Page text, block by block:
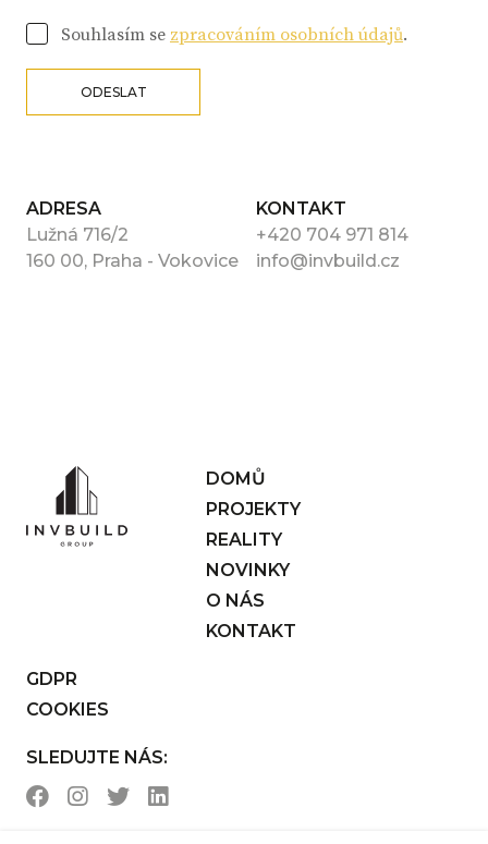
Souhlasím se zpracováním osobních údajů.
ODESLAT
ADRESA
Lužná 716/2
160 00, Praha - Vokovice
KONTAKT
+420 704 971 814
info@invbuild.cz
DOMŮ
PROJEKTY
REALITY
NOVINKY
O NÁS
KONTAKT
GDPR
COOKIES
SLEDUJTE NÁS: